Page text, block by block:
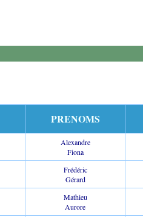
PRENOMS
Alexandre
Fiona
Frédéric
Gérard
Mathieu
Aurore